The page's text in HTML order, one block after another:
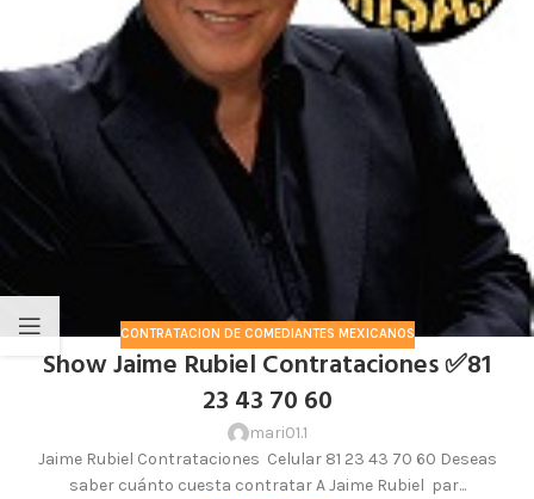
CONTRATACION DE COMEDIANTES MEXICANOS
Show Jaime Rubiel Contrataciones ✅81
23 43 70 60
mari01.1
Jaime Rubiel Contrataciones Celular 81 23 43 70 60 Deseas
saber cuánto cuesta contratar A Jaime Rubiel par...